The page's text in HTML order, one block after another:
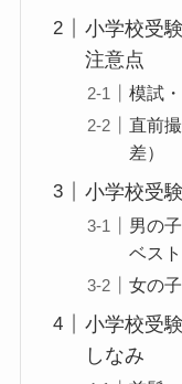
小学校受
注意点
模試
直前
差）
小学校受
男の
ベスト
女の
小学校受
しなみ